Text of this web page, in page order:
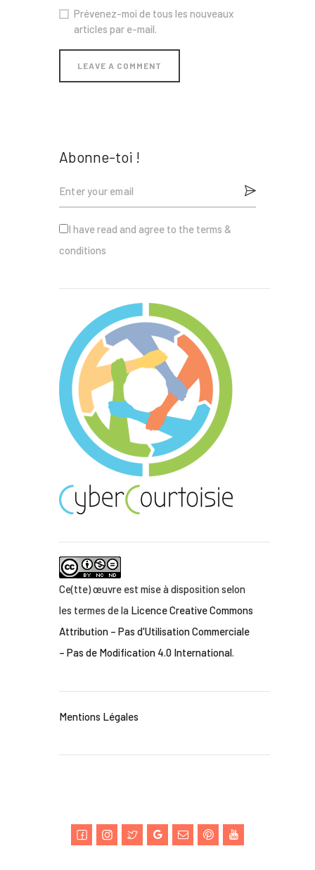
Prévenez-moi de tous les nouveaux
articles par e-mail.
Abonne-toi !
I have read and agree to the terms &
conditions
Ce(tte) œuvre est mise à disposition selon
les termes de la Licence Creative Commons
Attribution – Pas d'Utilisation Commerciale
– Pas de Modification 4.0 International.
Mentions Légales